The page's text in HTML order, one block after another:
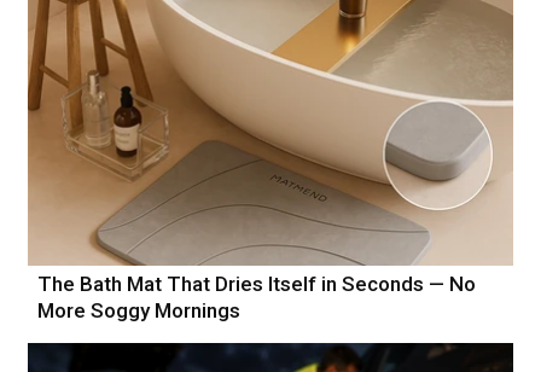
The Bath Mat That Dries Itself in Seconds — No
More Soggy Mornings